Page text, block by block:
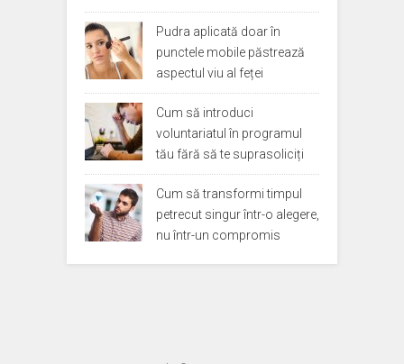
Pudra aplicată doar în
punctele mobile păstrează
aspectul viu al feței
Cum să introduci
voluntariatul în programul
tău fără să te suprasoliciți
Cum să transformi timpul
petrecut singur într-o alegere,
nu într-un compromis